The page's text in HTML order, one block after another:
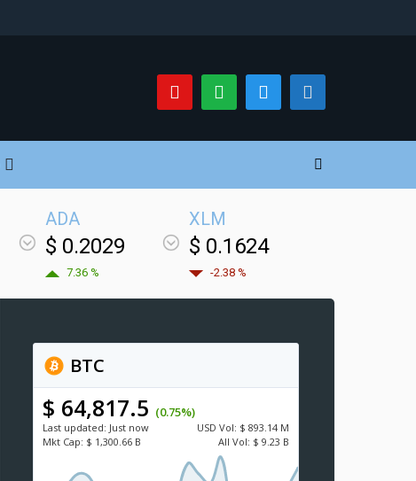
ADA
$ 0.2029
7.36 %
XLM
$ 0.1624
-2.38 %
BTC
$ 64,817.5 (0.75%)
Last updated: Just now USD Vol: $ 893.14 M
Mkt Cap: $ 1,300.66 B All Vol: $ 9.23 B